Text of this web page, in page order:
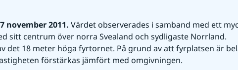
november 2011. Värdet observerades i samband med ett
sitt centrum över norra Svealand och sydligaste Norrland.
det 18 meter höga fyrtornet. På grund av att fyrplatsen är
förstärkas jämfört med omgivningen.